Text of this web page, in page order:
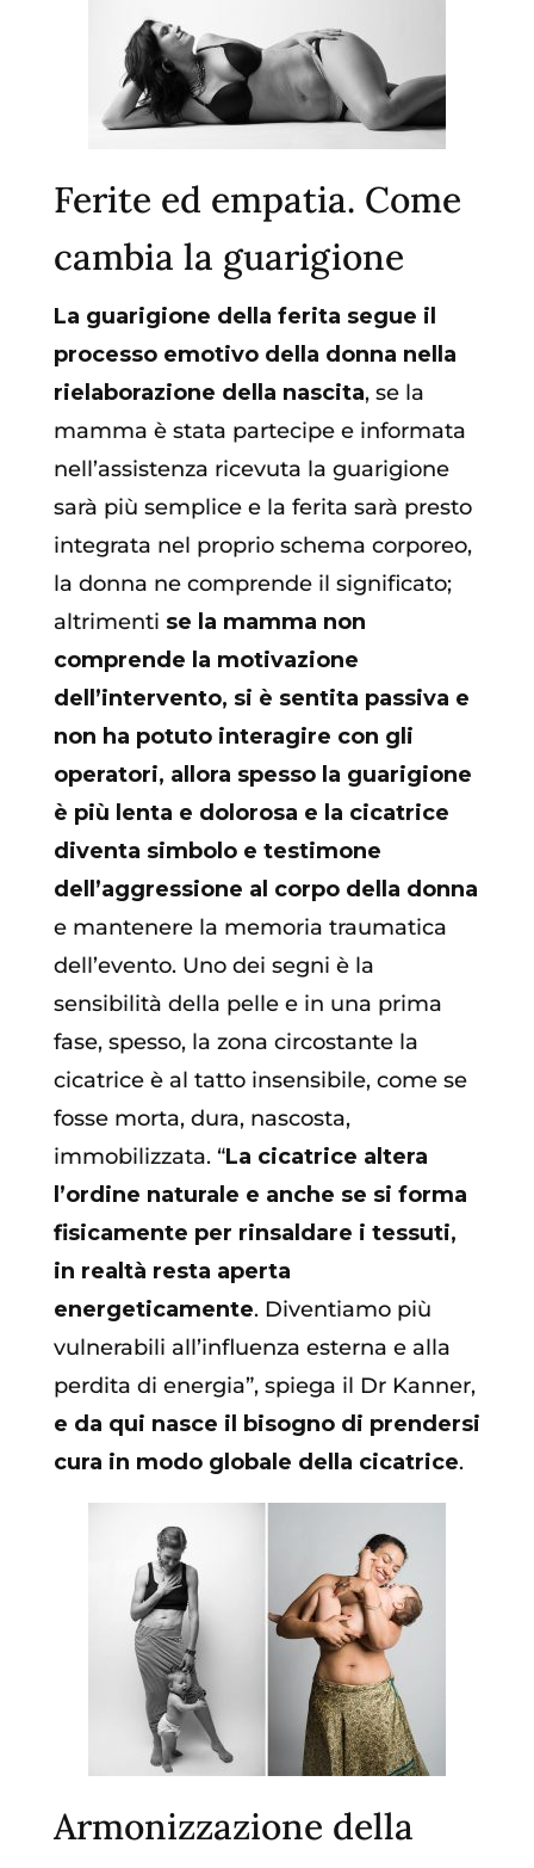
Ferite ed empatia. Come
cambia la guarigione
La guarigione della ferita segue il
processo emotivo della donna nella
rielaborazione della nascita, se la
mamma è stata partecipe e informata
nell’assistenza ricevuta la guarigione
sarà più semplice e la ferita sarà presto
integrata nel proprio schema corporeo,
la donna ne comprende il significato;
altrimenti se la mamma non
comprende la motivazione
dell’intervento, si è sentita passiva e
non ha potuto interagire con gli
operatori, allora spesso la guarigione
è più lenta e dolorosa e la cicatrice
diventa simbolo e testimone
dell’aggressione al corpo della donna
e mantenere la memoria traumatica
dell’evento. Uno dei segni è la
sensibilità della pelle e in una prima
fase, spesso, la zona circostante la
cicatrice è al tatto insensibile, come se
fosse morta, dura, nascosta,
immobilizzata. “La cicatrice altera
l’ordine naturale e anche se si forma
fisicamente per rinsaldare i tessuti,
in realtà resta aperta
energeticamente. Diventiamo più
vulnerabili all’influenza esterna e alla
perdita di energia”, spiega il Dr Kanner,
e da qui nasce il bisogno di prendersi
cura in modo globale della cicatrice.
Armonizzazione della